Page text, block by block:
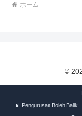
ホーム
©
📊 Pengurusan Boleh Balik